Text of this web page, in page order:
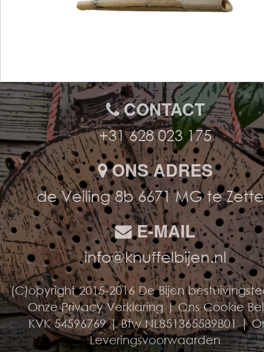
CONTACT
+31 628 023 175
ONS ADRES
de Veiling 8b 6671 MG te
E-MAIL
info@knuffelbijen.nl
(C)opyright 2015-2016 De Bijen
Onze Privacy Verklaring|Ons Cookie
KVK 54596769 | Btw NL851365589B01 |
Leveringsvoorwaarden